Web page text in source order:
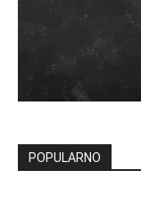
POPULARNO